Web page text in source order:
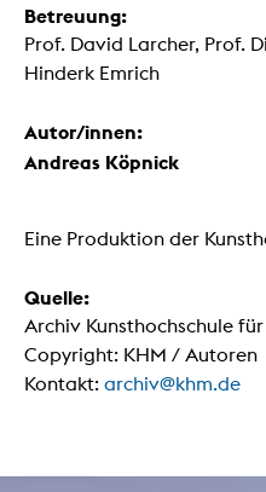
Betreuung:
Prof. David Larcher, Prof.
Hinderk Emrich
Autor/innen:
Andreas Köpnick
Eine Produktion der
Quelle:
Archiv Kunsthochschule
Copyright: KHM / Autoren
Kontakt: archiv@khm.de